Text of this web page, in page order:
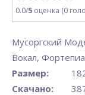
0.0/5 оценка (0
Мусоргский
Вокал,
Размер:
Скачано: